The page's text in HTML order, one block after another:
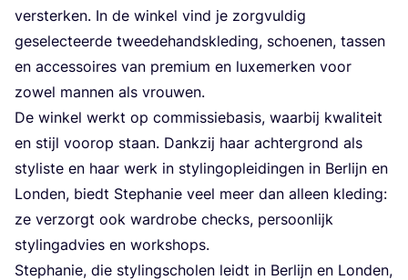
ver­ster­ken. In de win­kel vind je zorg­vul­dig
gese­lec­teer­de twee­de­hands­kle­ding, schoe­nen, tas­sen
en acces­soi­res van pre­mi­um en luxe­mer­ken voor
zowel man­nen als vrouwen.
De win­kel werkt op com­mis­sie­ba­sis, waar­bij kwa­li­teit
en stijl voor­op staan. Dank­zij haar ach­ter­grond als
sty­lis­te en haar werk in sty­ling­op­lei­din­gen in Ber­lijn en
Lon­den, biedt Step­ha­nie veel meer dan alleen kle­ding:
ze ver­zorgt ook ward­ro­be checks, per­soon­lijk
sty­ling­ad­vies en workshops.
Step­ha­nie, die sty­ling­scho­len leidt in Ber­lijn en Lon­den,